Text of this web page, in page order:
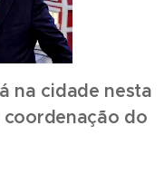
na cidade nesta
do